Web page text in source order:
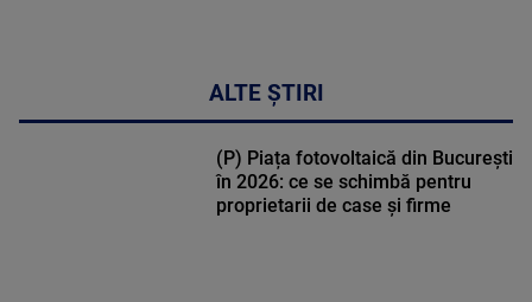
ALTE ȘTIRI
(P) Piața fotovoltaică din București
în 2026: ce se schimbă pentru
proprietarii de case și firme